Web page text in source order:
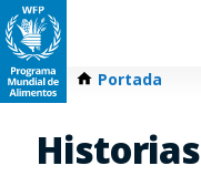
Portada
Historias